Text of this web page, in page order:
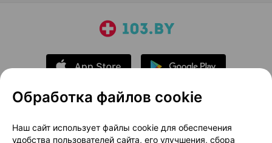
О проекте
Новости проекта
Обработка файлов cookie
Наш сайт использует файлы cookie для обеспечения
удобства пользователей сайта, его улучшения, сбора